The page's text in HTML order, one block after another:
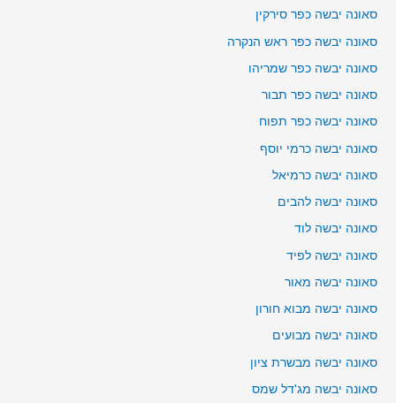
סאונה יבשה כפר סירקין
סאונה יבשה כפר ראש הנקרה
סאונה יבשה כפר שמריהו
סאונה יבשה כפר תבור
סאונה יבשה כפר תפוח
סאונה יבשה כרמי יוסף
סאונה יבשה כרמיאל
סאונה יבשה להבים
סאונה יבשה לוד
סאונה יבשה לפיד
סאונה יבשה מאור
סאונה יבשה מבוא חורון
סאונה יבשה מבועים
סאונה יבשה מבשרת ציון
סאונה יבשה מג'דל שמס